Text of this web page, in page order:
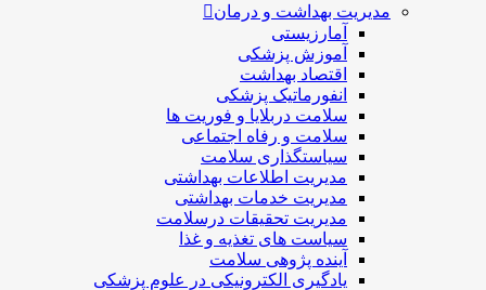
مدیریت بهداشت و درمان
آمارزیستی
آموزش پزشکی
اقتصاد بهداشت
انفورماتیک پزشکی
سلامت دربلايا و فوريت ها
سلامت و رفاه اجتماعی
سیاستگذاری سلامت
مدیریت اطلاعات بهداشتی
مدیریت خدمات بهداشتی
مدیریت تحقیقات درسلامت
سیاست های تغذیه و غذا
آینده پژوهی سلامت
یادگیری الکترونیکی در علوم پزشکی